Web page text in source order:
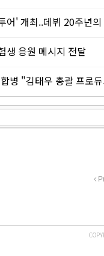
어' 개최..데뷔 20주년의
생 응원 메시지 전달
병 "김태우 총괄 프로